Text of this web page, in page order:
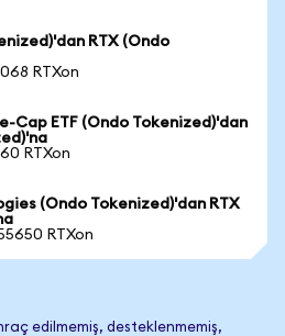
RTX (Ondo
RTXon
Cap ETF (Ondo Tokenized)'dan
RTXon
(Ondo Tokenized)'dan RTX
RTXon
edilmemiş, desteklenmemiş,